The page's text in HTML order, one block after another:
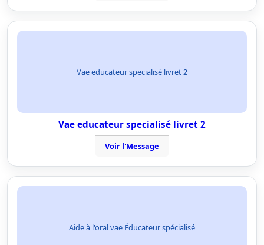
Vae educateur specialisé livret 2
Vae educateur specialisé livret 2
Voir l'Message
Aide à l'oral vae Éducateur spécialisé